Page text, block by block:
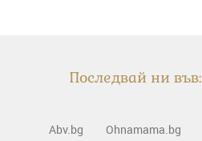
Последвай ни във:
Abv.bg Ohnamama.bg